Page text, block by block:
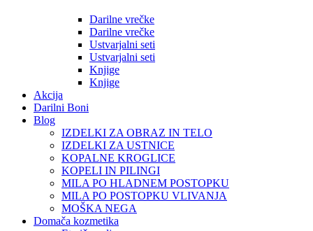
Darilne vrečke
Darilne vrečke
Ustvarjalni seti
Ustvarjalni seti
Knjige
Knjige
Akcija
Darilni Boni
Blog
IZDELKI ZA OBRAZ IN TELO
IZDELKI ZA USTNICE
KOPALNE KROGLICE
KOPELI IN PILINGI
MILA PO HLADNEM POSTOPKU
MILA PO POSTOPKU VLIVANJA
MOŠKA NEGA
Domača kozmetika